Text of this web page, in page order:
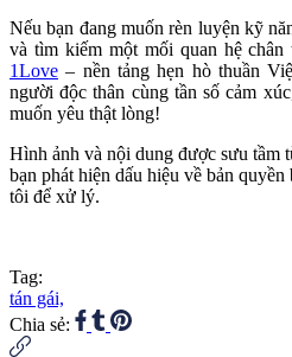
Nếu bạn đang muốn rèn luyện kỹ
và tìm kiếm một mối quan hệ
1Love – nền tảng hẹn hò thuần
người độc thân cùng tần số cảm
muốn yêu thật lòng!
Hình ảnh và nội dung được sưu tầm
bạn phát hiện dấu hiệu về bản
tôi để xử lý.
Tag:
tán gái,
Chia sẻ: